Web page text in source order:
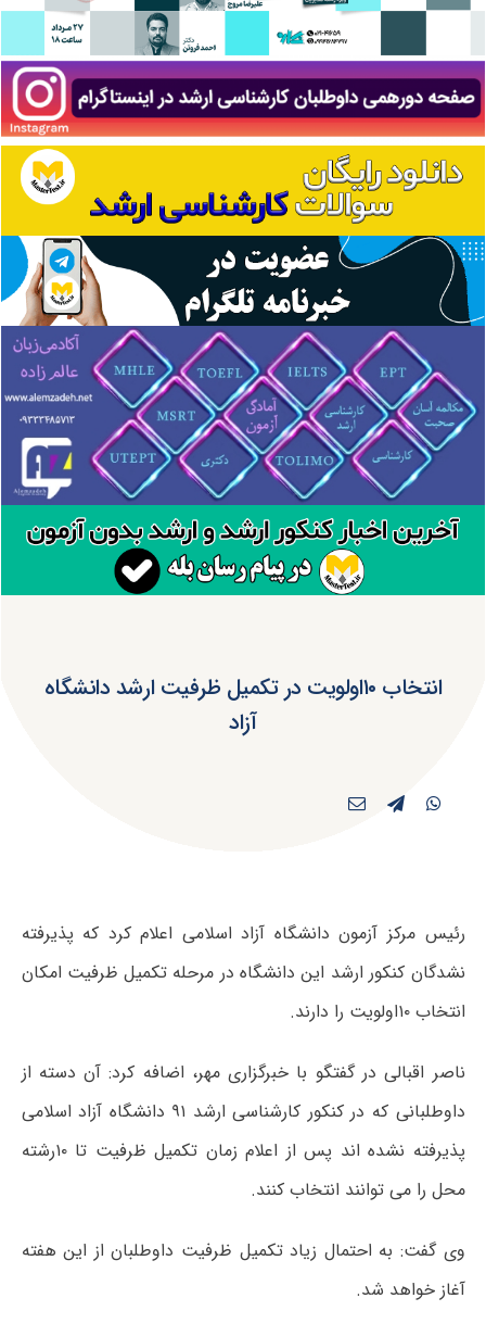
انتخاب ۱۰اولویت در تکمیل ظرفیت ارشد دانشگاه
آزاد
رئیس مرکز آزمون دانشگاه آزاد اسلامی اعلام کرد که پذیرفته
نشدگان کنکور ارشد این دانشگاه در مرحله تکمیل ظرفیت امکان
انتخاب ۱۰اولویت را دارند.
ناصر اقبالی در گفتگو با خبرگزاری مهر، اضافه کرد: آن دسته از
داوطلبانی که در کنکور کارشناسی ارشد ۹۱ دانشگاه آزاد اسلامی
پذیرفته نشده اند پس از اعلام زمان تکمیل ظرفیت تا ۱۰رشته
محل را می توانند انتخاب کنند.
وی گفت: به احتمال زیاد تکمیل ظرفیت داوطلبان از این هفته
آغاز خواهد شد.